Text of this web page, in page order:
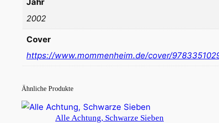
Jahr
2002
Cover
https://www.mommenheim.de/cover/
Ähnliche Produkte
Alle Achtung, Schwarze Sieben